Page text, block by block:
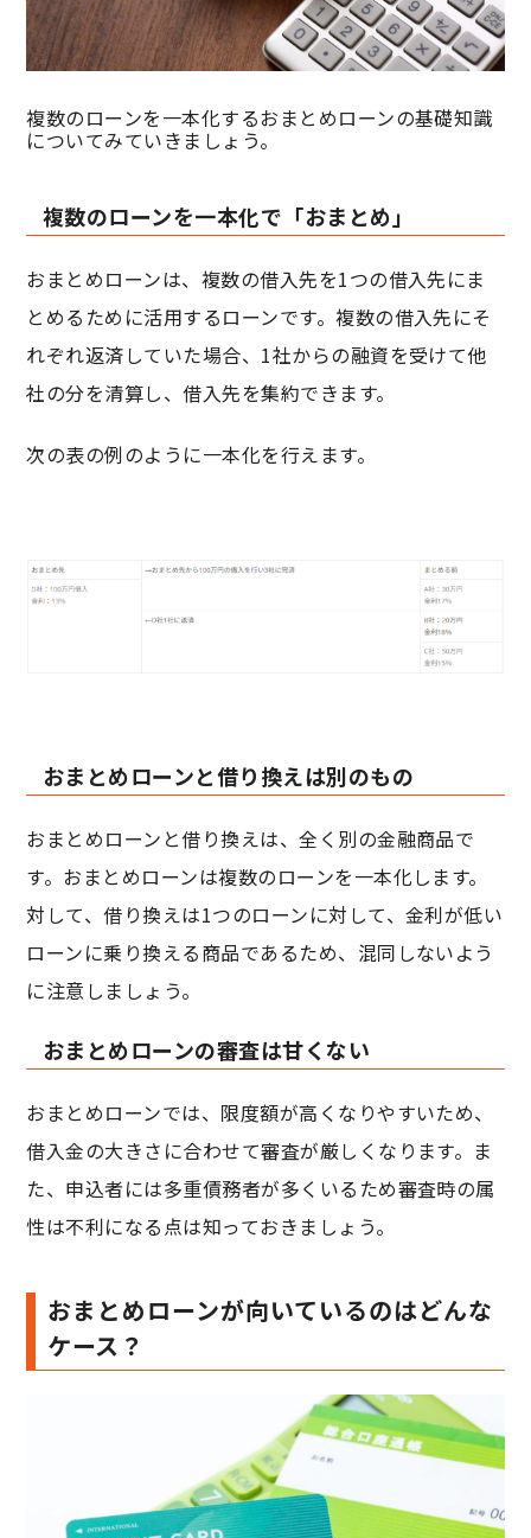
複数のローンを一本化するおまとめローンの基礎知識
についてみていきましょう。
複数のローンを一本化で「おまとめ」
おまとめローンは、複数の借入先を1つの借入先にま
とめるために活用するローンです。複数の借入先にそ
れぞれ返済していた場合、1社からの融資を受けて他
社の分を清算し、借入先を集約できます。
次の表の例のように一本化を行えます。
おまとめローンと借り換えは別のもの
おまとめローンと借り換えは、全く別の金融商品で
す。おまとめローンは複数のローンを一本化します。
対して、借り換えは1つのローンに対して、金利が低い
ローンに乗り換える商品であるため、混同しないよう
に注意しましょう。
おまとめローンの審査は甘くない
おまとめローンでは、限度額が高くなりやすいため、
借入金の大きさに合わせて審査が厳しくなります。ま
た、申込者には多重債務者が多くいるため審査時の属
性は不利になる点は知っておきましょう。
おまとめローンが向いているのはどんな
ケース？